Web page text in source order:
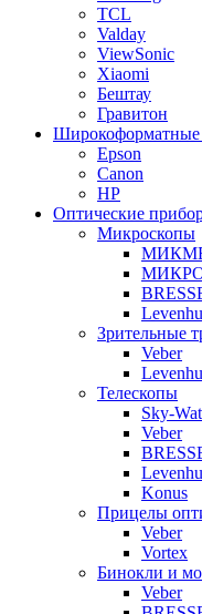
TCL
Valday
ViewSonic
Xiaomi
Бештау
Гравитон
Широкоформатные
Epson
Canon
HP
Оптические
Микроскопы
Зрительные
Veber
Телескопы
Sky-
Veber
Konus
Прицелы
Veber
Vortex
Бинокли и
Veber